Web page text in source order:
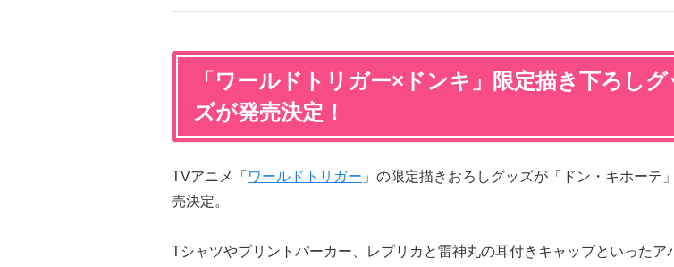
「ワールドトリガー×ドンキ」限定描き下ろしグ
ズが発売決定！
TVアニメ「 ワールドトリガー 」の限定描きおろしグッズが「ドン・キホーテ
売決定。
Tシャツやプリントパーカー、レプリカと雷神丸の耳付きキャップといったア